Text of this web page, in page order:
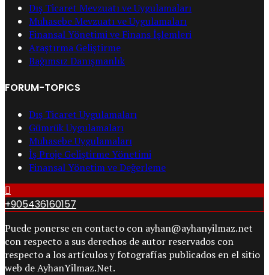
Dış Ticaret Mevzuatı ve Uygulamaları
Muhasebe Mevzuatı ve Uygulamaları
Finansal Yönetimi ve Finans İşlemleri
Araştırma Geliştirme
Bağımsız Danışmanlık
FORUM-TOPICS
Dış Ticaret Uygulamaları
Gümrük Uygulamaları
Muhasebe Uygulamaları
İş Proje Geliştirme Yönetimi
Finansal Yönetim ve Değerleme
+905436160157
Puede ponerse en contacto con ayhan@ayhanyilmaz.net
con respecto a sus derechos de autor reservados con
respecto a los artículos y fotografías publicados en el sitio
web de AyhanYilmaz.Net.